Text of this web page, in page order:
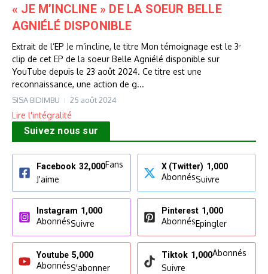
« JE M’INCLINE » DE LA SOEUR BELLE
AGNIÉLÉ DISPONIBLE
Extrait de l’EP Je m’incline, le titre Mon témoignage est le 3ᵉ
clip de cet EP de la soeur Belle Agniélé disponible sur
YouTube depuis le 23 août 2024. Ce titre est une
reconnaissance, une action de g...
SISA BIDIMBU 25 août 2024
Lire l'intégralité
Suivez nous sur
Facebook 32,000Fans
J'aime
X (Twitter) 1,000
AbonnésSuivre
Instagram 1,000
AbonnésSuivre
Pinterest 1,000
AbonnésEpingler
Youtube 5,000
AbonnésS'abonner
Tiktok 1,000Abonnés
Suivre